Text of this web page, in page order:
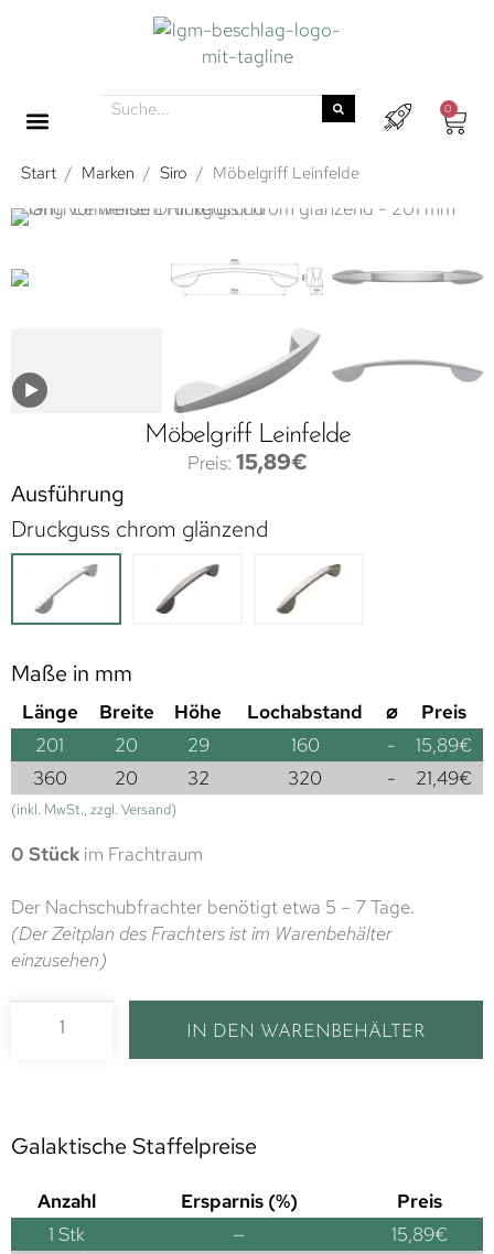
0
Start / Marken / Siro / Möbelgriff Leinfelde
Möbelgriff Leinfelde
15,89€
Ausführung
Druckguss chrom glänzend
Maße in mm
Länge Breite Höhe Lochabstand ⌀
Preis
201
20 29 160 - 15,89€
360
20 32 320 - 21,49€
(inkl. MwSt., zzgl. Versand)
0 Stück im Frachtraum
Der Nachschubfrachter benötigt etwa 5 – 7 Tage.
(Der Zeitplan des Frachters ist im Warenbehälter
einzusehen)
IN DEN WARENBEHÄLTER
Galaktische Staffelpreise
Anzahl Ersparnis (%)
Preis
1 Stk — 15,89€